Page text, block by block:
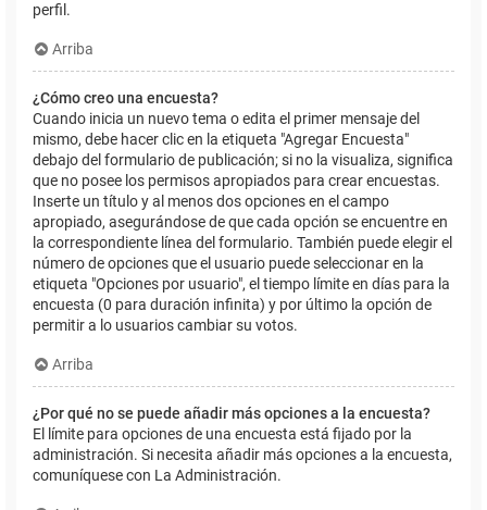
perfil.
Arriba
¿Cómo creo una encuesta?
Cuando inicia un nuevo tema o edita el primer mensaje del
mismo, debe hacer clic en la etiqueta "Agregar Encuesta"
debajo del formulario de publicación; si no la visualiza, significa
que no posee los permisos apropiados para crear encuestas.
Inserte un título y al menos dos opciones en el campo
apropiado, asegurándose de que cada opción se encuentre en
la correspondiente línea del formulario. También puede elegir el
número de opciones que el usuario puede seleccionar en la
etiqueta "Opciones por usuario", el tiempo límite en días para la
encuesta (0 para duración infinita) y por último la opción de
permitir a lo usuarios cambiar su votos.
Arriba
¿Por qué no se puede añadir más opciones a la encuesta?
El límite para opciones de una encuesta está fijado por la
administración. Si necesita añadir más opciones a la encuesta,
comuníquese con La Administración.